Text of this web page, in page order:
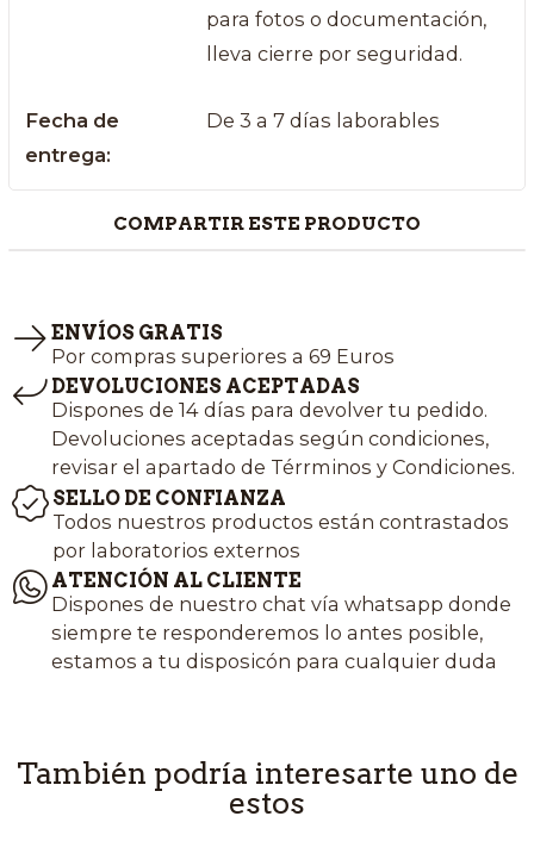
para fotos o documentación,
lleva cierre por seguridad.
Fecha de
entrega:
De 3 a 7 días laborables
COMPARTIR ESTE PRODUCTO
ENVÍOS GRATIS
Por compras superiores a 69 Euros
DEVOLUCIONES ACEPTADAS
Dispones de 14 días para devolver tu pedido.
Devoluciones aceptadas según condiciones,
revisar el apartado de Térrminos y Condiciones.
SELLO DE CONFIANZA
Todos nuestros productos están contrastados
por laboratorios externos
ATENCIÓN AL CLIENTE
Dispones de nuestro chat vía whatsapp donde
siempre te responderemos lo antes posible,
estamos a tu disposicón para cualquier duda
También podría interesarte uno de
estos